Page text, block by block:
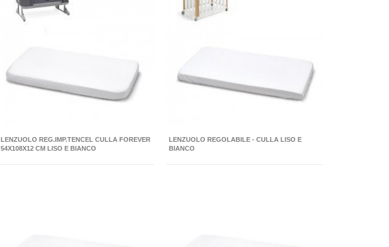
LENZUOLO REG.IMP.TENCEL CULLA FOREVER
54X108X12 CM LISO E BIANCO
LENZUOLO REGOLABILE - CULLA LISO E
BIANCO